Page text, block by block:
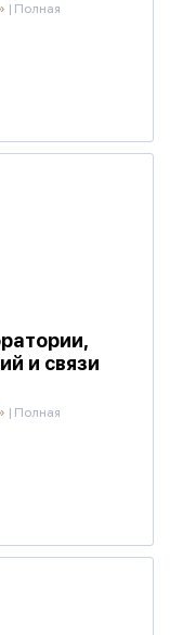
| Полная
и связи
| Полная